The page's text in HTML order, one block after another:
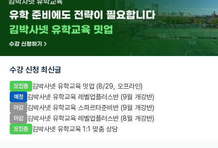
수강 신청 최신글
모집중 김박사넷 유학교육 밋업 (8/29, 오프라인)
예정 김박사넷 유학교육 레벨업플러스반 (9월 개강반)
마감 김박사넷 유학교육 스파르타준비반 (9월 개강반)
마감 김박사넷 유학교육 레벨업플러스반 (8월 개강반)
모집중 김박사넷 유학교육 1:1 맞춤 상담